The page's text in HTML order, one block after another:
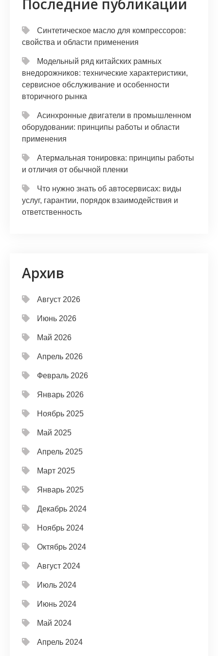
Последние публикации
Синтетическое масло для компрессоров:
свойства и области применения
Модельный ряд китайских рамных
внедорожников: технические характеристики,
сервисное обслуживание и особенности
вторичного рынка
Асинхронные двигатели в промышленном
оборудовании: принципы работы и области
применения
Атермальная тонировка: принципы работы
и отличия от обычной пленки
Что нужно знать об автосервисах: виды
услуг, гарантии, порядок взаимодействия и
ответственность
Архив
Август 2026
Июнь 2026
Май 2026
Апрель 2026
Февраль 2026
Январь 2026
Ноябрь 2025
Май 2025
Апрель 2025
Март 2025
Январь 2025
Декабрь 2024
Ноябрь 2024
Октябрь 2024
Август 2024
Июль 2024
Июнь 2024
Май 2024
Апрель 2024